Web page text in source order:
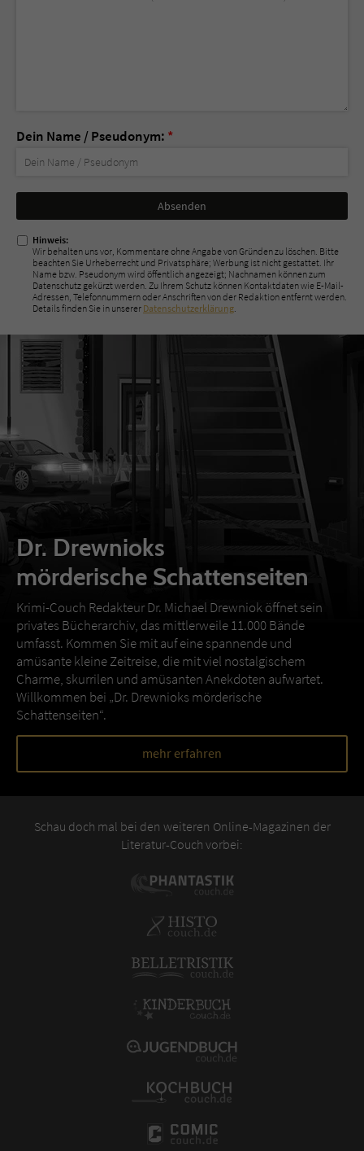
Dein Name / Pseudonym: *
Nicht
ausfüllen!
Hinweis:
Wir behalten uns vor, Kommentare ohne Angabe von Gründen zu löschen. Bitte
beachten Sie Urheberrecht und Privatsphäre; Werbung ist nicht gestattet. Ihr
Name bzw. Pseudonym wird öffentlich angezeigt; Nachnamen können zum
Datenschutz gekürzt werden. Zu Ihrem Schutz können Kontaktdaten wie E-Mail-
Adressen, Telefonnummern oder Anschriften von der Redaktion entfernt werden.
Details finden Sie in unserer Datenschutzerklärung.
Dr. Drewnioks
mörderische Schattenseiten
Krimi-Couch Redakteur Dr. Michael Drewniok öffnet sein
privates Bücherarchiv, das mittlerweile 11.000 Bände
umfasst. Kommen Sie mit auf eine spannende und
amüsante kleine Zeitreise, die mit viel nostalgischem
Charme, skurrilen und amüsanten Anekdoten aufwartet.
Willkommen bei „Dr. Drewnioks mörderische
Schattenseiten“.
mehr erfahren
Schau doch mal bei den weiteren Online-Magazinen der
Literatur-Couch vorbei: